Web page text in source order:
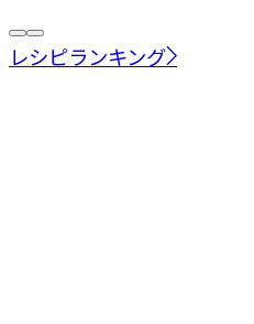
レシピランキング